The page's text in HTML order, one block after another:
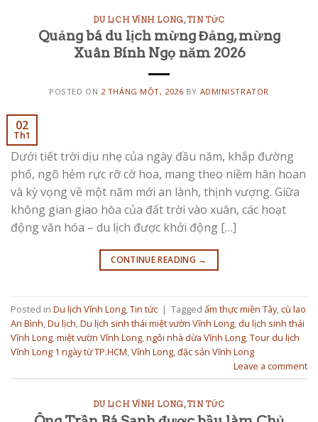
DU LỊCH VĨNH LONG,TIN TỨC
Quảng bá du lịch mừng Đảng, mừng
Xuân Bính Ngọ năm 2026
POSTED ON 2 THÁNG MỘT, 2026 BY ADMINISTRATOR
02
Th1
Dưới tiết trời dịu nhẹ của ngày đầu năm, khắp đường
phố, ngõ hẻm rực rỡ cờ hoa, mang theo niềm hân hoan
và kỳ vọng về một năm mới an lành, thịnh vượng. Giữa
không gian giao hòa của đất trời vào xuân, các hoạt
động văn hóa – du lịch được khởi động […]
CONTINUE READING →
Posted in Du lịch Vĩnh Long,Tin tức | Tagged ẩm thực miền Tây,cù lao
An Bình,Du lịch,Du lịch sinh thái miệt vườn Vĩnh Long, du lịch sinh thái
Vĩnh Long,miệt vườn Vĩnh Long,ngôi nhà dừa Vĩnh Long,Tour du lịch
Vĩnh Long 1 ngày từ TP.HCM,Vĩnh Long,đặc sản Vĩnh Long
Leave a comment
DU LỊCH VĨNH LONG,TIN TỨC